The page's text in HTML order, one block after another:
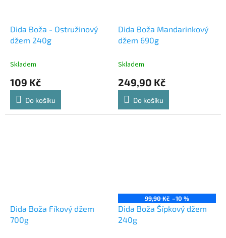
Dida Boža - Ostružinový
džem 240g
Skladem
109 Kč
Do košíku
Dida Boža Mandarinkový
džem 690g
Skladem
249,90 Kč
Do košíku
Dida Boža Fíkový džem
700g
99,90 Kč –10 %
Dida Boža Šípkový džem
240g